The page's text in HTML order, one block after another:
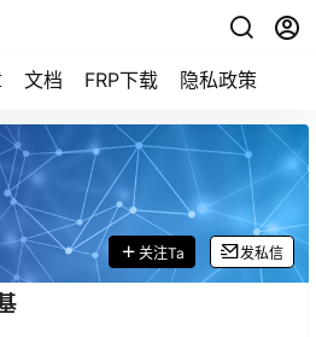
文档 FRP下载 隐私政策
关注Ta 发私信